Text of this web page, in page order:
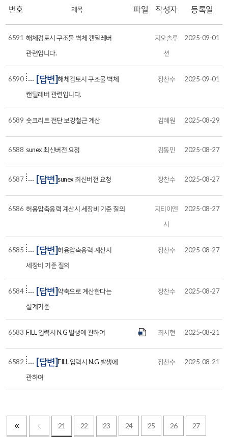
번호 제목 파일 작성자 등록일
6591 해체검토시 구조물 벽체 캔딜레버
관련입니다.
지오솔루
션
2025-09-01
6590 [답변]해체검토시 구조물 벽체
캔딜레버 관련입니다.
장찬수 2025-09-01
6589 숏크리트 전단 보강철근 계산 김혜원 2025-08-29
6588 sunex 최신버전 요청 김동민 2025-08-27
6587 [답변]sunex 최신버전 요청 장찬수 2025-08-27
6586 허용압축응력 계산시 세장비 기준 질의
지티이엔
시
2025-08-27
6585 [답변]허용압축응력 계산시
세장비 기준 질의
장찬수 2025-08-27
6584 [답변]약축으로 계산한다는
설계기준
장찬수 2025-08-27
6583 FILL 입력시 N.G 발생에 관하여 최시현 2025-08-21
6582 [답변]FILL 입력시 N.G 발생에
관하여
장찬수 2025-08-21
21 22 23 24 25 26 27